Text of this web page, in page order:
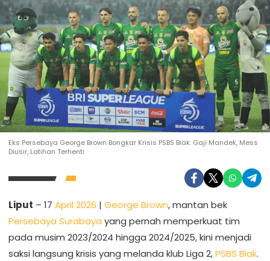
Eks Persebaya George Brown Bongkar Krisis PSBS Biak: Gaji Mandek, Mess
Diusir, Latihan Terhenti
Liput – 17 April 2026 | George Brown, mantan bek
Persebaya Surabaya yang pernah memperkuat tim
pada musim 2023/2024 hingga 2024/2025, kini menjadi
saksi langsung krisis yang melanda klub Liga 2,PSBS Biak.